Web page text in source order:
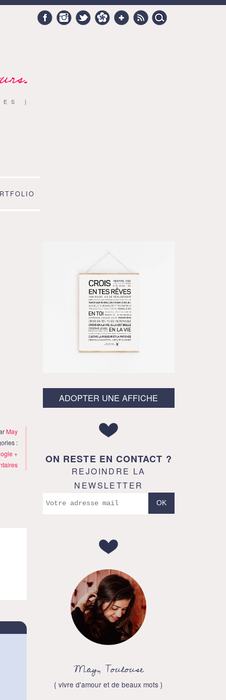
Search
for:
FacebookInstagramTwitter HellocotonGoogle +
RSS
}
May
:
+
ADOPTER UNE AFFICHE
ON RESTE EN CONTACT ?
REJOINDRE LA
NEWSLETTER
May, Toulouse
{ vivre d'amour et de beaux mots }